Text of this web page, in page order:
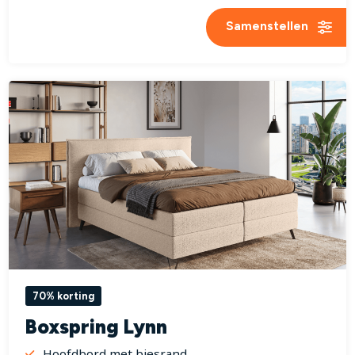
Samenstellen
70% korting
Boxspring Lynn